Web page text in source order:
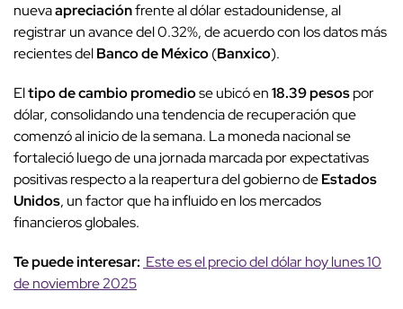
nuevaapreciaciónfrente al dólar estadounidense, al
registrar un avance del 0.32%, de acuerdo con los datos más
recientes delBanco de México(Banxico).
Eltipo de cambio promediose ubicó en18.39 pesospor
dólar, consolidando una tendencia de recuperación que
comenzó al inicio de la semana. La moneda nacional se
fortaleció luego de una jornada marcada por expectativas
positivas respecto a la reapertura del gobierno deEstados
Unidos, un factor que ha influido en los mercados
financieros globales.
Te puede interesar: Este es el precio del dólar hoy lunes 10
de noviembre 2025